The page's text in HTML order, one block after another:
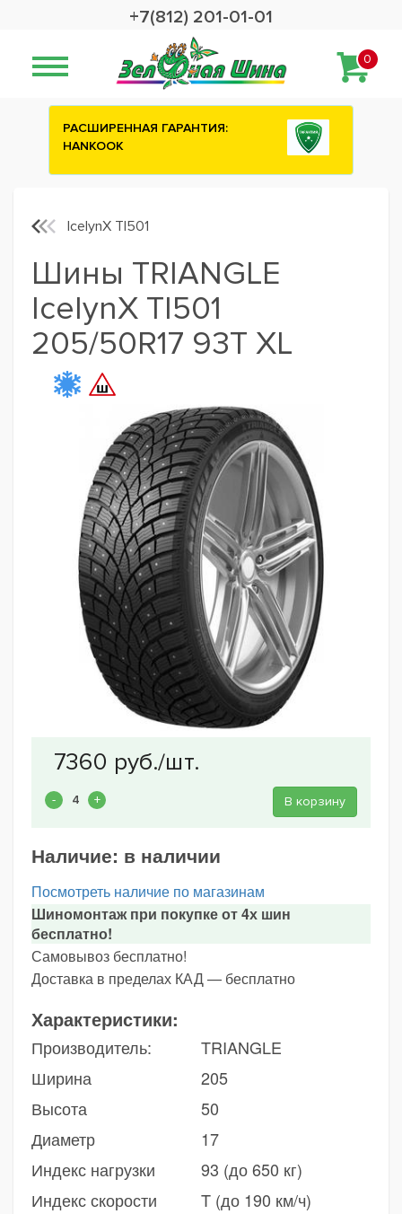
+7(812) 201-01-01
0
Сashback 2500 рублей на зимние
IcelynX TI501
Шины TRIANGLE
IcelynX TI501
205/50R17 93T XL
В корзину
Наличие: в наличии
Посмотреть наличие по магазинам
Шиномонтаж при покупке от 4х шин
бесплатно!
Самовывоз бесплатно!
Доставка в пределах КАД — бесплатно
Характеристики:
Производитель:
TRIANGLE
Ширина
205
Высота
50
Диаметр
17
Индекс нагрузки
93 (до 650 кг)
Индекс скорости
T (до 190 км/ч)